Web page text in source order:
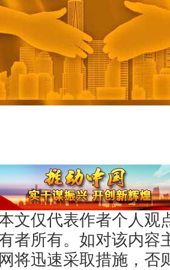
文仅代表作者个人观
者所有。如对该内容
将迅速采取措施，否